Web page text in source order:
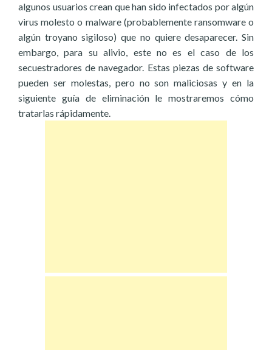
algunos usuarios crean que han sido infectados por algún
virus molesto o malware (probablemente ransomware o
algún troyano sigiloso) que no quiere desaparecer. Sin
embargo, para su alivio, este no es el caso de los
secuestradores de navegador. Estas piezas de software
pueden ser molestas, pero no son maliciosas y en la
siguiente guía de eliminación le mostraremos cómo
tratarlas rápidamente.